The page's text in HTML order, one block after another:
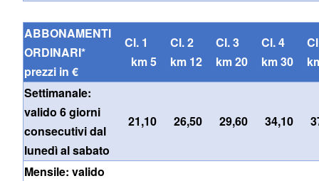
ABBONAMENTI
ORDINARI*
prezzi in €
Cl. 1
km 5
Cl. 2
km 12
Cl. 3
km 20
Cl. 4
km 30
Settimanale:
valido 6 giorni
consecutivi dal
lunedì al sabato
21,10 26,50 29,60 34,10
Mensile: valido